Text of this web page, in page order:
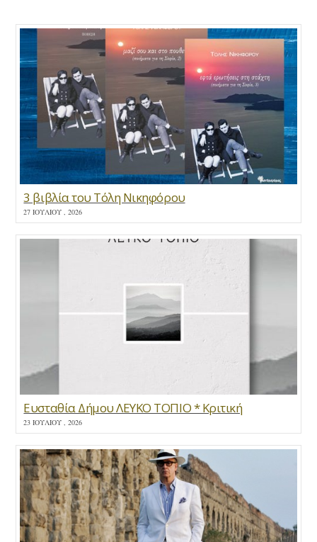
3 βιβλία του Τόλη Νικηφόρου
27 ΙΟΥΛΊΟΥ , 2026
Ευσταθία Δήμου ΛΕΥΚΟ ΤΟΠΙΟ * Κριτική
23 ΙΟΥΛΊΟΥ , 2026